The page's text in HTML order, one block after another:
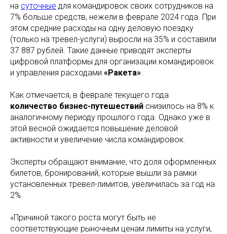
на суточные для командировок своих сотрудников на
7% больше средств, нежели в феврале 2024 года. При
этом средние расходы на одну деловую поездку
(только на тревел-услуги) выросли на 35% и составили
37 887 рублей. Такие данные приводят эксперты
цифровой платформы для организации командировок
и управления расходами «Ракета»
Как отмечается, в феврале текущего года
количество бизнес-путешествий снизилось на 8% к
аналогичному периоду прошлого года. Однако уже в
этой весной ожидается повышение деловой
активности и увеличение числа командировок.
Эксперты обращают внимание, что доля оформленных
билетов, бронирований, которые вышли за рамки
установленных тревел-лимитов, увеличилась за год на
2%.
«Причиной такого роста могут быть не
соответствующие рыночным ценам лимиты на услуги,